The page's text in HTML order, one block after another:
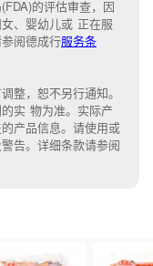
的评估审查，因
、婴幼儿或 正在服
阅德成行服务条
整，恕不另行通知。
实 物为准。 实际产
产品信息。请使用或
警告。 详细条款请参阅